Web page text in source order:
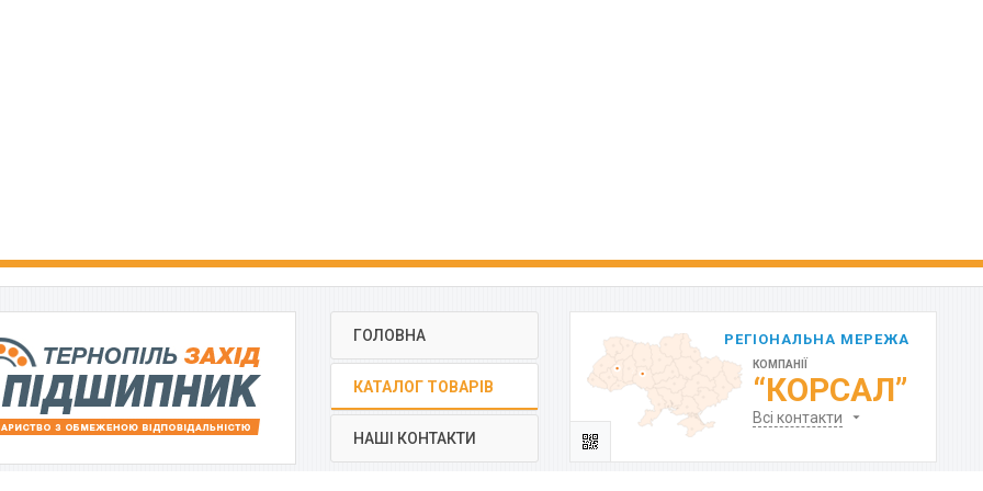
ГОЛОВНА
КАТАЛОГ ТОВАРІВ
НАШІ КОНТАКТИ
РЕГІОНАЛЬНА МЕРЕЖА
КОМПАНІЇ
“КОРСАЛ”
Всі контакти